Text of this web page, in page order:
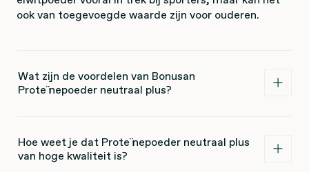
ook van toegevoegde waarde zijn voor ouderen.
Wat zijn de voordelen van Bonusan
Proteïnepoeder neutraal plus?
Hoe weet je dat Proteïnepoeder neutraal plus
van hoge kwaliteit is?